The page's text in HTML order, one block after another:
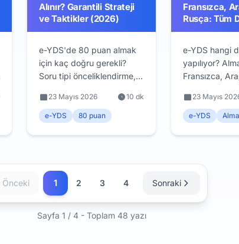
Alınır? Garantili Strateji
ve Taktikler (2026)
e-YDS'de 80 puan almak
için kaç doğru gerekli?
Soru tipi önceliklendirme,
artırma stratejileri.
Deneyimli adayların
23 Mayıs 2026 10 dk
e-YDS 80 puan
Fransızca,
Rusça: Tüm
Seçenekleri
e-YDS hangi
yapılıyor?
Fransızca,
kontenjanlar
önerileri. 2026
23 Mayıs
e-YDS
Önceki 1 2 3 4 Sonraki
Sayfa 1 / 4 - Toplam 48 yazı